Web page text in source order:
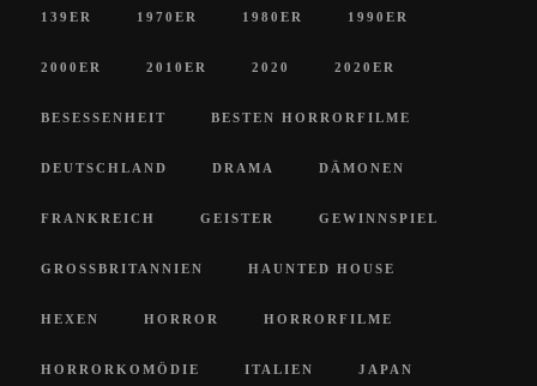
139ER 1970ER 1980ER 1990ER
2000ER 2010ER 2020 2020ER
BESESSENHEIT BESTEN HORRORFILME
DEUTSCHLAND DRAMA DÄMONEN
FRANKREICH GEISTER GEWINNSPIEL
GROSSBRITANNIEN HAUNTED HOUSE
HEXEN HORROR HORRORFILME
HORRORKOMÖDIE ITALIEN JAPAN